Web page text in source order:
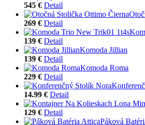
545 € Detail
269 € Detail
139 € Detail
Komoda Jillian
139 € Detail
Komoda Roma
229 € Detail
14.99 € Detail
129 € Detail
Páková